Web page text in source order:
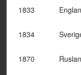
1833 England,
1834 Sverige,
1870 Rusland,